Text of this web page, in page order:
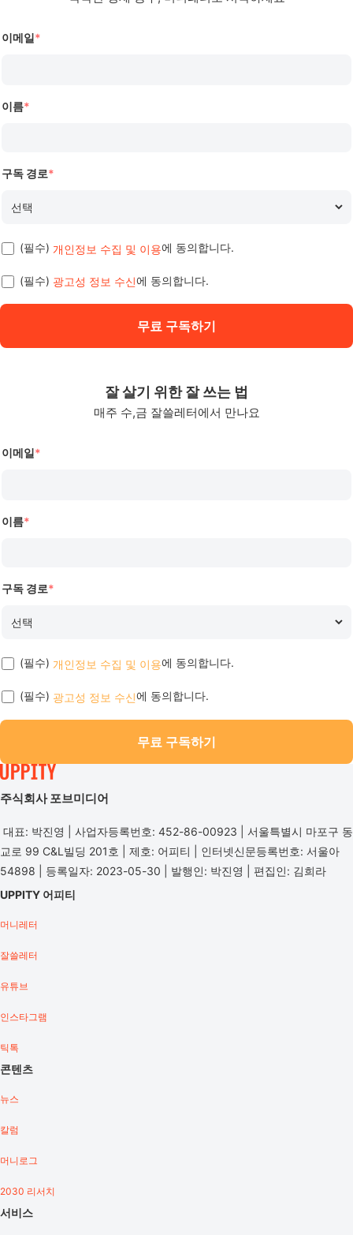
이메일*
이름*
구독 경로*
(필수) 개인정보 수집 및 이용에 동의합니다.
(필수) 광고성 정보 수신에 동의합니다.
무료 구독하기
잘 살기 위한 잘 쓰는 법
매주 수,금 잘쓸레터에서 만나요
이메일*
이름*
구독 경로*
(필수) 개인정보 수집 및 이용에 동의합니다.
(필수) 광고성 정보 수신에 동의합니다.
무료 구독하기
주식회사 포브미디어
대표: 박진영 | 사업자등록번호: 452-86-00923 | 서울특별시 마포구 동
교로 99 C&L빌딩 201호 | 제호: 어피티 | 인터넷신문등록번호: 서울아
54898 | 등록일자: 2023-05-30 | 발행인: 박진영 | 편집인: 김희라
UPPITY 어피티
머니레터
잘쓸레터
유튜브
인스타그램
틱톡
콘텐츠
뉴스
칼럼
머니로그
2030 리서치
서비스